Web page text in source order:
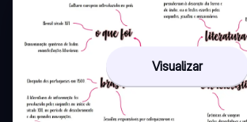
Visualizar